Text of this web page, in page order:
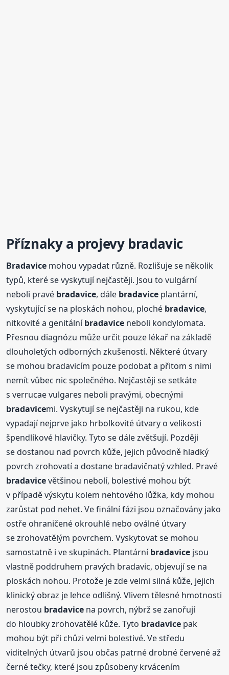
Příznaky a projevy bradavic
Bradavice mohou vypadat různě. Rozlišuje se několik
typů, které se vyskytují nejčastěji. Jsou to vulgární
neboli pravé bradavice, dále bradavice plantární,
vyskytující se na ploskách nohou, ploché bradavice,
nitkovité a genitálníbradavice neboli kondylomata.
Přesnou diagnózu může určit pouze lékař na základě
dlouholetých odborných zkušeností. Některé útvary
se mohou bradavicím pouze podobat a přitom s nimi
nemít vůbec nic společného. Nejčastěji se setkáte
s verrucae vulgares neboli pravými, obecnými
bradavicemi. Vyskytují se nejčastěji na rukou, kde
vypadají nejprve jako hrbolkovité útvary o velikosti
špendlíkové hlavičky. Tyto se dále zvětšují. Později
se dostanou nad povrch kůže, jejich původně hladký
povrch zrohovatí a dostane bradavičnatý vzhled. Pravé
bradavicevětšinou nebolí, bolestivé mohou být
v případě výskytu kolem nehtového lůžka, kdy mohou
zarůstat pod nehet. Ve finální fázi jsou označovány jako
ostře ohraničené okrouhlé nebo oválné útvary
se zrohovatělým povrchem. Vyskytovat se mohou
samostatně i ve skupinách. Plantárníbradavice jsou
vlastně poddruhem pravých bradavic, objevují se na
ploskách nohou. Protože je zde velmi silná kůže, jejich
klinický obraz je lehce odlišný. Vlivem tělesné hmotnosti
nerostou bradavice na povrch, nýbrž se zanořují
do hloubky zrohovatělé kůže. Tyto bradavice pak
mohou být při chůzi velmi bolestivé. Ve středu
viditelných útvarů jsou občas patrné drobné červené až
černé tečky, které jsou způsobeny krvácením